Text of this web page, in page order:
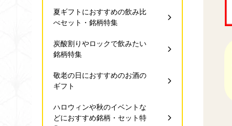
夏ギフトにおすすめの飲み比
べセット・銘柄特集
炭酸割りやロックで飲みたい
銘柄特集
敬老の日におすすめのお酒の
ギフト
ハロウィンや秋のイベントな
どにおすすめ銘柄・セット特